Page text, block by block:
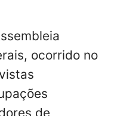
ocorrido no
de